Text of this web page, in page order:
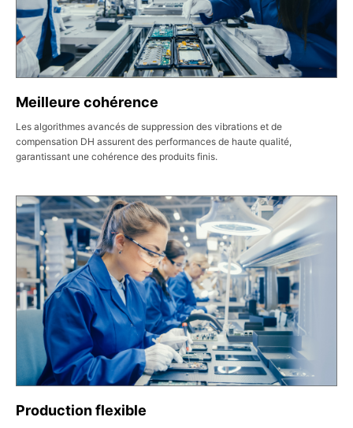
Meilleure cohérence
Les algorithmes avancés de suppression des vibrations et de
compensation DH assurent des performances de haute qualité,
garantissant une cohérence des produits finis.
Production flexible